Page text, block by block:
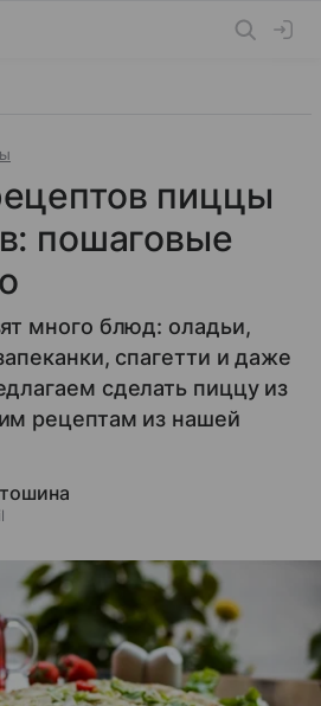
пиццы
пошаговые
много блюд: оладьи,
спагетти и даже
сделать пиццу из
рецептам из нашей